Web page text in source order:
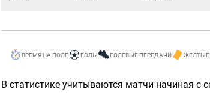
ВРЕМЯ НА ПОЛЕ ГОЛЫ ГОЛЕВЫЕ ПЕРЕДАЧИ ЖЁЛТЫЕ
В статистике учитываются матчи начиная с